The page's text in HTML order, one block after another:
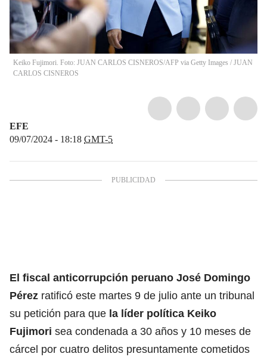
Keiko Fujimori. Foto: JUAN CARLOS CISNEROS/AFP via Getty Images / JUAN
CARLOS CISNEROS
EFE
09/07/2024 - 18:18 GMT-5
El fiscal anticorrupción peruano José Domingo
Pérez ratificó este martes 9 de julio ante un tribunal
su petición para que la líder política Keiko
Fujimori sea condenada a 30 años y 10 meses de
cárcel por cuatro delitos presuntamente cometidos